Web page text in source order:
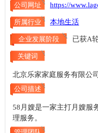
公司网址 https://
所属行业 本地生活
企业发展阶段 已获A
关键词
北京乐家家庭服务有限公
公司描述
58月嫂是一家主打月嫂服
理服务。